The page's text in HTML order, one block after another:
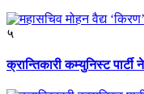
५
क्रान्तिकारी कम्युनिस्ट